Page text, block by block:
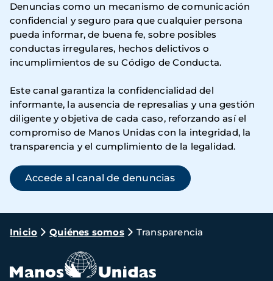
Denuncias como un mecanismo de comunicación
confidencial y seguro para que cualquier persona
pueda informar, de buena fe, sobre posibles
conductas irregulares, hechos delictivos o
incumplimientos de su Código de Conducta.
Este canal garantiza la confidencialidad del
informante, la ausencia de represalias y una gestión
diligente y objetiva de cada caso, reforzando así el
compromiso de Manos Unidas con la integridad, la
transparencia y el cumplimiento de la legalidad.
Accede al canal de denuncias(se abre en una
Ruta
navegación
Inicio Quiénes somos Transparencia